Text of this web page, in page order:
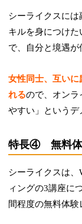
シーライクスに
キルを身につけ
で、自分と境遇が
女性同士、互い
れるので、オンラ
やすい」というデ
特長④ 無料体
シーライクスは、
ィングの3講座に
間程度の無料体験